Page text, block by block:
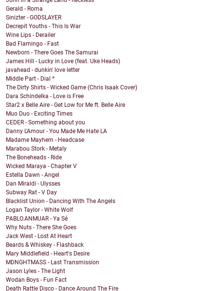
Gerald - Roma
Sinizter - GODSLAYER
Decrepit Youths - This Is War
Wine Lips - Derailer
Bad Flamingo - Fast
Newborn - There Goes The Samurai
James Hill - Lucky in Love (feat. Uke Heads)
javahead - dunkin' love letter
Middle Part - Dial *
The Dirty Shirts - Wicked Game (Chris Isaak Cover)
Dara Schindelka - Love is Free
Star2 x Belle Aire - Get Low for Me ft. Belle Aire
Muo Duo - Exciting Times
CEDER - Something about you
Danny L'Amour - You Made Me Hate LA
Madame Mayhem - Headcase
Marabou Stork - Metaly
The Boneheads - Ride
Wicked Maraya - Chapter V
Estella Dawn - Angel
Dan Miraldi - Ulysses
Subway Rat - V Day
Blacklist Union - Dancing With The Angels
Logan Taylor - White Wolf
PABLO.ANMUAR - Ya Sé
Why Nuts - There She Goes
Jack West - Lost At Heart
Beards & Whiskey - Flashback
Mary Middlefield - Heart's Desire
MDNGHTMASS - Last Transmission
Jason Lyles - The Light
Wodan Boys - Fun Fact
Death Rattle Disco - Dance Around The Fire